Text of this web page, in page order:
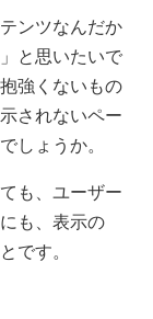
ンツなんだか
と思いたいで
強くないもの
されないペー
しょうか。
も、ユーザー
も、表示の
です。